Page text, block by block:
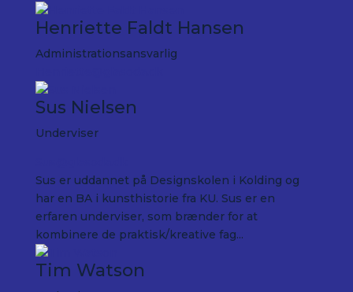
Henriette Faldt Hansen
Administrationsansvarlig
Sus Nielsen
Underviser
Sus er uddannet på Designskolen i Kolding og
har en BA i kunsthistorie fra KU. Sus er en
erfaren underviser, som brænder for at
kombinere de praktisk/kreative fag...
Tim Watson